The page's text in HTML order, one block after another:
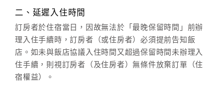
(07)9682715 。
二、延遲入住時間
訂房者於住宿當日，因故無法於「最晚保留時間」前辦
理入住手續時，訂房者（或住房者）必須提前告知飯
店。如未與飯店協議入住時間又超過保留時間未辦理入
住手續，則視訂房者（及住房者）無條件放棄訂單（住
宿權益）。